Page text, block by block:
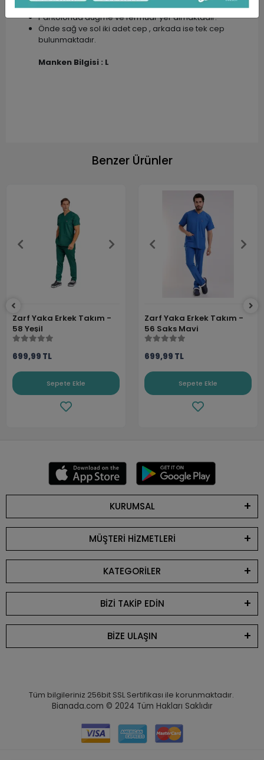
Bel kısmı arkadan Lastikli yapıdadır.
Pantolonda düğme ve fermuar yer almaktadır.
Önde sağ ve sol iki adet cep , arkada ise tek cep
bulunmaktadır.
Manken Bilgisi : L
Benzer Ürünler
Zarf Yaka Erkek Takım -
58 Yeşil
699,99 TL
Sepete Ekle
Zarf Yaka Erkek Takım -
56 Saks Mavi
699,99 TL
Sepete Ekle
KURUMSAL
MÜŞTERİ HİZMETLERİ
KATEGORİLER
BİZİ TAKİP EDİN
BİZE ULAŞIN
Tüm bilgileriniz 256bit SSL Sertifikası ile korunmaktadır.
Bianada.com © 2024 Tüm Hakları Saklıdır